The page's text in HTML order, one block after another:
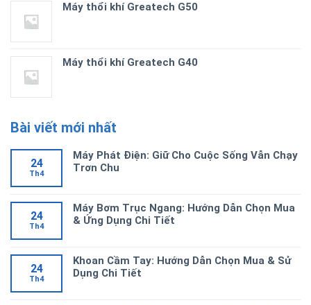
Máy thổi khí Greatech G50
Máy thổi khí Greatech G40
Bài viết mới nhất
24
Th4
Máy Phát Điện: Giữ Cho Cuộc Sống Vẫn Chạy
Trơn Chu
24
Th4
Máy Bơm Trục Ngang: Hướng Dẫn Chọn Mua
& Ứng Dụng Chi Tiết
24
Th4
Khoan Cầm Tay: Hướng Dẫn Chọn Mua & Sử
Dụng Chi Tiết